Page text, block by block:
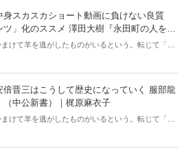
』編集部員のライター・梶原がお送りする時事
身スカスカショート動画に負けない良質
メ 澤田大樹『永田町の人をウ
』（カンゼン）｜梶原麻衣子
けて羊を逃がしたものがいるという。転じて「読
』編集部員のライター・梶原がお送りする時事
晋三はこうして歴史になっていく 服部龍
（中公新書）｜梶原麻衣子
けて羊を逃がしたものがいるという。転じて「読